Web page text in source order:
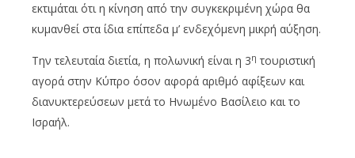
εκτιμάται ότι η κίνηση από την συγκεκριμένη χώρα θα
κυμανθεί στα ίδια επίπεδα μ’ ενδεχόμενη μικρή αύξηση.
Την τελευταία διετία, η πολωνική είναι η 3η τουριστική
αγορά στην Κύπρο όσον αφορά αριθμό αφίξεων και
διανυκτερεύσεων μετά το Ηνωμένο Βασίλειο και το
Ισραήλ.